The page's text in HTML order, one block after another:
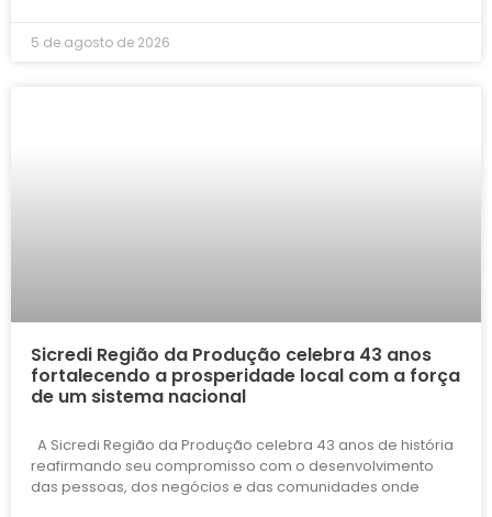
5 de agosto de 2026
Sicredi Região da Produção celebra 43 anos
fortalecendo a prosperidade local com a força
de um sistema nacional
A Sicredi Região da Produção celebra 43 anos de história
reafirmando seu compromisso com o desenvolvimento
das pessoas, dos negócios e das comunidades onde